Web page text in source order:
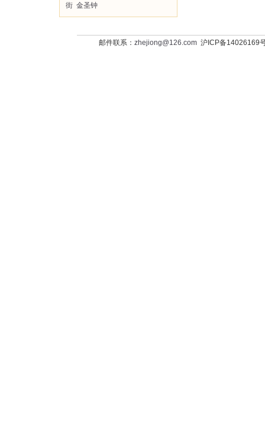
街 金圣钟
邮件联系： zhejiong@126.com沪ICP备14026169